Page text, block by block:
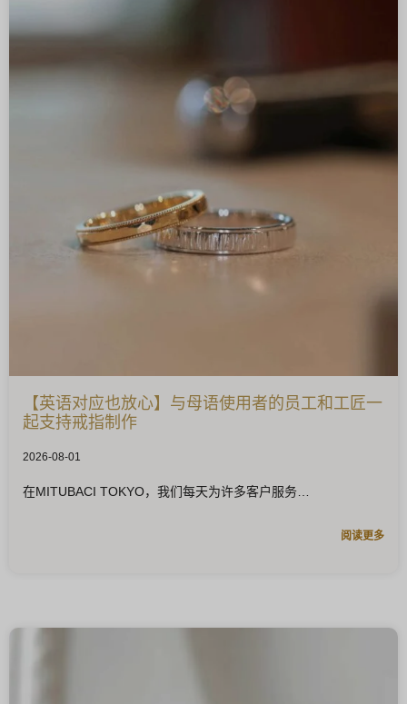
【英语对应也放心】与母语使用者的员工和工匠一
起支持戒指制作
2026-08-01
在MITUBACI TOKYO，我们每天为许多客户服务
阅读更多